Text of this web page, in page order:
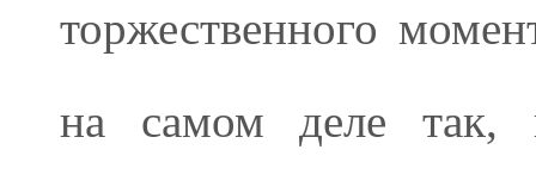
торжественного
на самом деле так,